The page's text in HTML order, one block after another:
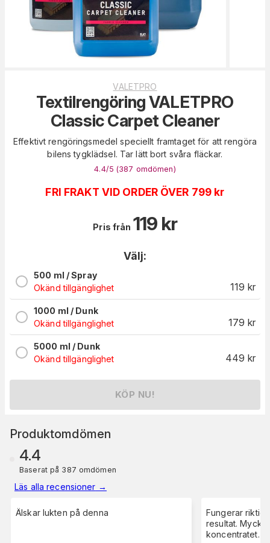
VALETPRO
Textilrengöring VALETPRO
Classic Carpet Cleaner
Effektivt rengöringsmedel speciellt framtaget för att rengöra
bilens tygklädsel. Tar lätt bort svåra fläckar.
4.4/5 (387 omdömen)
FRI FRAKT VID ORDER ÖVER 799 kr
Pris från 119 kr
Välj:
500 ml / Spray
Okänd tillgänglighet
119 kr
1000 ml / Dunk
Okänd tillgänglighet
179 kr
5000 ml / Dunk
Okänd tillgänglighet
449 kr
KÖP NU!
Produktomdömen
4.4
Baserat på 387 omdömen
Läs alla recensioner →
Älskar lukten på denna
Fungerar
resultat.
koncentratet.